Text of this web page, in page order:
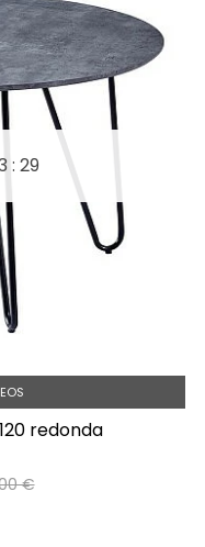
: 29
redonda
€